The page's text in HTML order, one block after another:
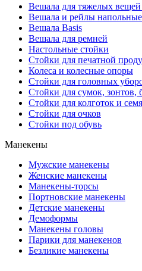
Вешала для тяжелых
Вешала и рейлы напольные
Вешала Basis
Вешала для ремней
Настольные стойки
Стойки для печатной
Колеса и колесные опоры
Стойки для головных
Стойки для сумок, зонтов,
Стойки для колготок и
Стойки для очков
Стойки под обувь
Манекены
Мужские манекены
Женские манекены
Манекены-торсы
Портновские манекены
Детские манекены
Демоформы
Манекены головы
Парики для манекенов
Безликие манекены